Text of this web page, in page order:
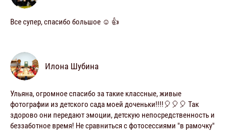
Все супер, спасибо большое ☺️ 👍
Илона Шубина
Ульяна, огромное спасибо за такие классные, живые
фотографии из детского сада моей доченьки!!!!🎈🎈🎈 Так
здорово они передают эмоции, детскую непосредственность и
беззаботное время! Не сравниться с фотосессиями "в рамочку"